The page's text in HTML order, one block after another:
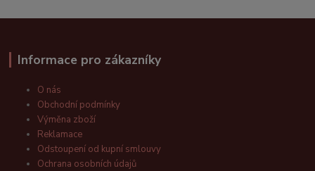
Informace pro zákazníky
O nás
Obchodní podmínky
Výměna zboží
Reklamace
Odstoupení od kupní smlouvy
Ochrana osobních údajů